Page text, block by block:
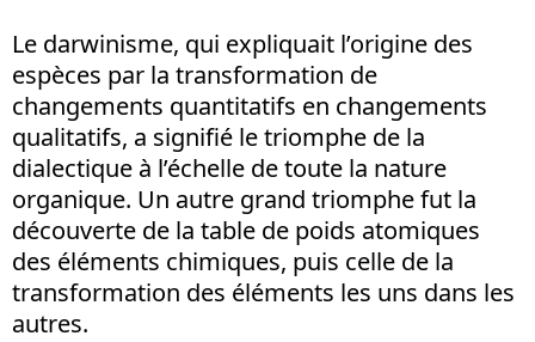
Le darwinisme, qui expliquait l’origine des
espèces par la transformation de
changements quantitatifs en changements
qualitatifs, a signifié le triomphe de la
dialectique à l’échelle de toute la nature
organique. Un autre grand triomphe fut la
découverte de la table de poids atomiques
des éléments chimiques, puis celle de la
transformation des éléments les uns dans les
autres.